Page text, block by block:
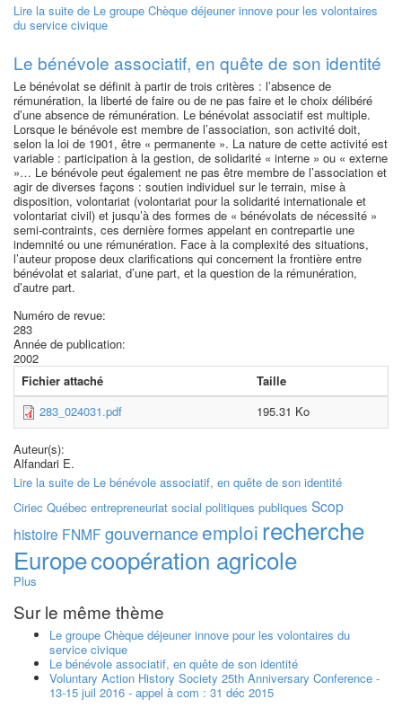
Lire la suite de Le groupe Chèque déjeuner innove pour les volontaires
du service civique
Le bénévole associatif, en quête de son identité
Le bénévolat se définit à partir de trois critères : l’absence de
rémunération, la liberté de faire ou de ne pas faire et le choix délibéré
d’une absence de rémunération. Le bénévolat associatif est multiple.
Lorsque le bénévole est membre de l’association, son activité doit,
selon la loi de 1901, être « permanente ». La nature de cette activité est
variable : participation à la gestion, de solidarité « interne » ou « externe
»… Le bénévole peut également ne pas être membre de l’association et
agir de diverses façons : soutien individuel sur le terrain, mise à
disposition, volontariat (volontariat pour la solidarité internationale et
volontariat civil) et jusqu’à des formes de « bénévolats de nécessité »
semi-contraints, ces dernière formes appelant en contrepartie une
indemnité ou une rémunération. Face à la complexité des situations,
l’auteur propose deux clarifications qui concernent la frontière entre
bénévolat et salariat, d’une part, et la question de la rémunération,
d’autre part.
Numéro de revue:
283
Année de publication:
2002
Fichier attaché
Taille
283_024031.pdf
195.31 Ko
Auteur(s):
Alfandari E.
Lire la suite de Le bénévole associatif, en quête de son identité
Ciriec Québec entrepreneuriat social politiques publiques Scop
histoire FNMF gouvernanceemploi recherche
Europecoopération agricole
Plus
Sur le même thème
Le groupe Chèque déjeuner innove pour les volontaires du
service civique
Le bénévole associatif, en quête de son identité
Voluntary Action History Society 25th Anniversary Conference -
13-15 juil 2016 - appel à com : 31 déc 2015